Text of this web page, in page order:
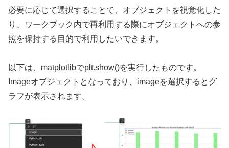
必要に応じて選択することで、オブジェクトを視覚化した
り、ワークブック内で再利用する際にオブジェクトへの参
照を保持する目的で利用したいできます。
以下は、matplotlibでplt.show()を実行したものです。
Imageオブジェクトとなっており、imageを選択するとグ
ラフが表示されます。